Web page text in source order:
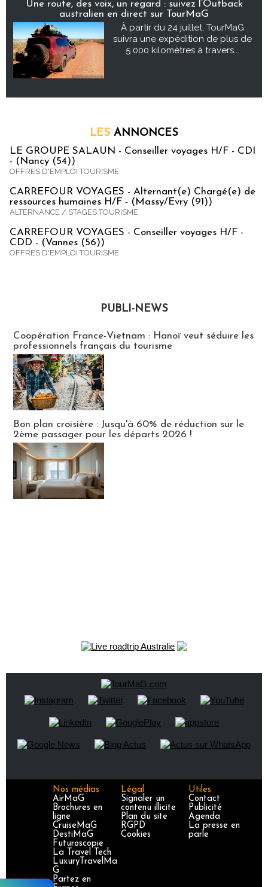
Une route, des voix, un regard : suivez l’Outback
australien en direct sur TourMaG
À partir du 24 juillet, TourMaG
suivra une expédition de plus de
5 000 kilomètres à travers...
LES ANNONCES
LE GROUPE SALAUN - Conseiller voyages H/F - CDI
- (Nancy (54))
OFFRES D'EMPLOI TOURISME
CARREFOUR VOYAGES - Alternant(e) Chargé(e) de
ressources humaines H/F - (Massy/Evry (91))
ALTERNANCE / STAGES TOURISME
CARREFOUR VOYAGES - Conseiller voyages H/F -
CDD - (Vannes (56))
OFFRES D'EMPLOI TOURISME
PUBLI-NEWS
Coopération France-Vietnam : Hanoï veut séduire les
professionnels français du tourisme
Bon plan croisière : Jusqu'à 60% de réduction sur le
2ème passager pour les départs 2026 !
Nos médias
AirMaG
Brochures en
ligne
CruiseMaG
DestiMaG
Futuroscopie
La Travel Tech
LuxuryTravelMa
G
Partez en
Légal
Signaler un
contenu illicite
Plan du site
RGPD
Cookies
Utiles
Contact
Publicité
Agenda
La presse en
parle